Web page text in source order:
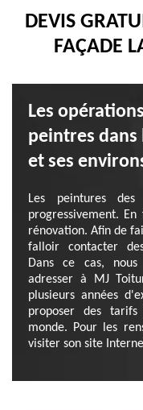
DEVIS
FAÇADE
Les
peintres dans
et ses
Les peintures
progressivement.
rénovation. Afin de
falloir contacter
Dans ce cas,
adresser à MJ
plusieurs années
proposer des
monde. Pour les
visiter son site